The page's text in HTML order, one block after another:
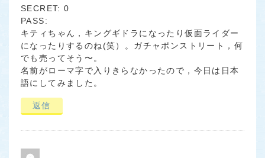
SECRET: 0
PASS:
キティちゃん，キングギドラになったり仮面ライダー
になったりするのね(笑）。ガチャポンストリート，何
でも売ってそう〜。
名前がローマ字で入りきらなかったので，今日は日本
語にしてみました。
返信